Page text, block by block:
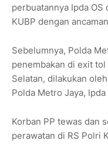
perbuatannya Ipda
KUBP dengan
Sebelumnya, Polda
penembakan di exit
Selatan, dilakukan
Polda Metro Jaya, Ipda
Korban PP tewas dan
perawatan di RS Polri